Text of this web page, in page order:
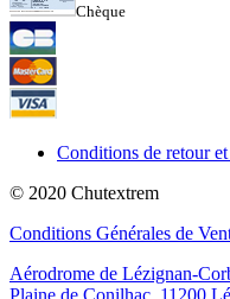
Chèque
Conditions de retour
© 2020 Chutextrem
Conditions Générales de
Aérodrome de Lézignan-
Plaine de Conilhac 11200